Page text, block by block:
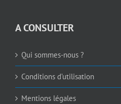
A CONSULTER
Qui sommes-nous ?
Conditions d’utilisation
Mentions légales